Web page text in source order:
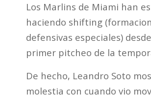
Los Marlins de Miami han
haciendo shifting
defensivas especiales)
primer pitcheo de la
De hecho, Leandro Soto
molestia con cuando vio